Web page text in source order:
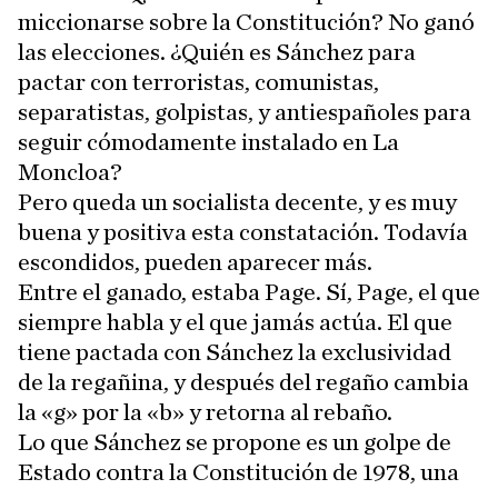
miccionarse sobre la Constitución? No ganó
las elecciones. ¿Quién es Sánchez para
pactar con terroristas, comunistas,
separatistas, golpistas, y antiespañoles para
seguir cómodamente instalado en La
Moncloa?
Pero queda un socialista decente, y es muy
buena y positiva esta constatación. Todavía
escondidos, pueden aparecer más.
Entre el ganado, estaba Page. Sí, Page, el que
siempre habla y el que jamás actúa. El que
tiene pactada con Sánchez la exclusividad
de la regañina, y después del regaño cambia
la «g» por la «b» y retorna al rebaño.
Lo que Sánchez se propone es un golpe de
Estado contra la Constitución de 1978, una